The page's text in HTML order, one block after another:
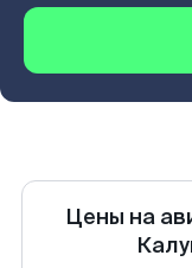
Цены на